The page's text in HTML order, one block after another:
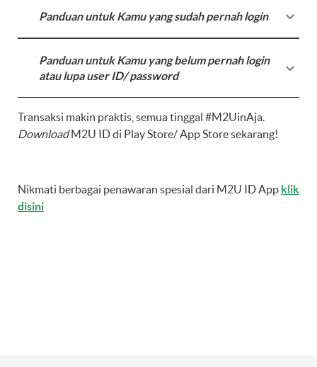
Panduan untuk Kamu yang sudah pernah login
Panduan untuk Kamu yang belum pernah login
atau lupa user ID/ password
Transaksi makin praktis, semua tinggal #M2UinAja.
DownloadM2U ID di Play Store/ App Store sekarang!
Nikmati berbagai penawaran spesial dari M2U ID App klik
disini